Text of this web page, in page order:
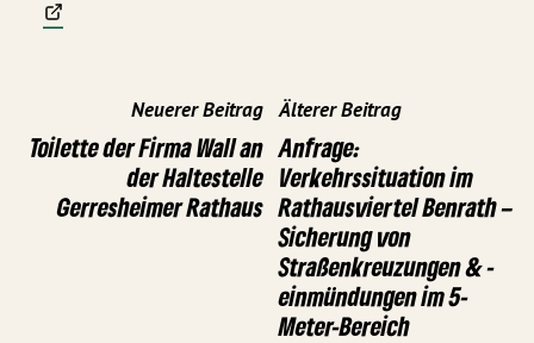
Neuerer Beitrag
Toilette der Firma Wall an
der Haltestelle
Gerresheimer Rathaus
Älterer Beitrag
Anfrage:
Verkehrssituation im
Rathausviertel Benrath –
Sicherung von
Straßenkreuzungen & -
einmündungen im 5-
Meter-Bereich